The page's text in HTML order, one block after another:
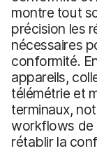
montre tout
précision les
nécessaires
conformité.
appareils,
télémétrie et
terminaux,
workflows de
rétablir la